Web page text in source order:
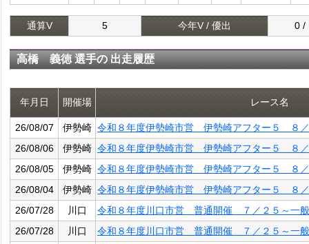
通算V 5 今年V / 優出 0 /
高橋 義徳 選手の 出走履歴
年月日 開催場 レース名
26/08/07 伊勢崎 令和８年度伊勢崎市営 伊勢崎アフター５ ８
26/08/06
伊勢崎 令和８年度伊勢崎市営 伊勢崎アフター５ ８
26/08/05
伊勢崎 令和８年度伊勢崎市営 伊勢崎アフター５ ８
26/08/04
伊勢崎 令和８年度伊勢崎市営 伊勢崎アフター５ ８
26/07/28
川口
令和８年度川口市営 普通開催 ７／２５～一
26/07/28
川口
令和８年度川口市営 普通開催 ７／２５～一